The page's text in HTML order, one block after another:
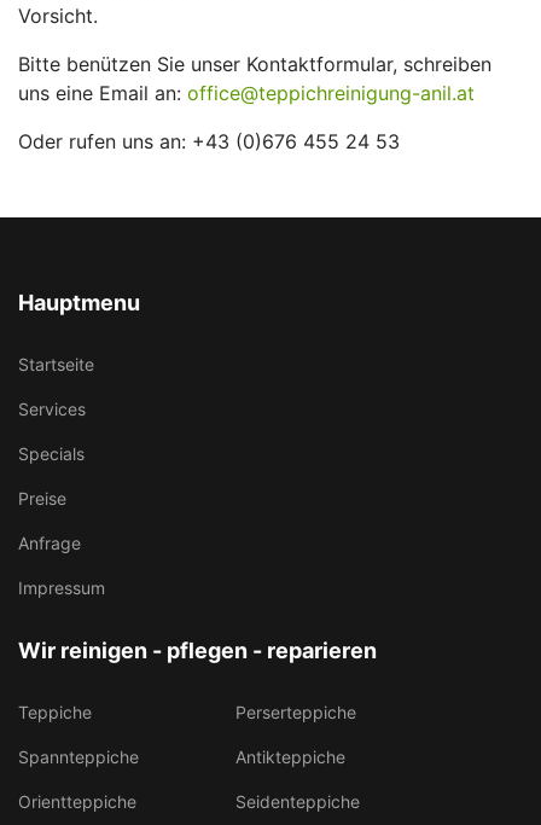
Vorsicht.
Bitte benützen Sie unser Kontaktformular, schreiben
uns eine Email an: office@teppichreinigung-anil.at
Oder rufen uns an: +43 (0)676 455 24 53
Hauptmenu
Startseite
Services
Specials
Preise
Anfrage
Impressum
Wir reinigen - pflegen - reparieren
Teppiche Perserteppiche
Spannteppiche Antikteppiche
Orientteppiche Seidenteppiche